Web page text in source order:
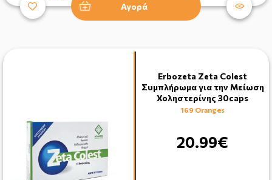
Αγορά
Erbozeta Zeta Colest
Συμπλήρωμα για την Μείωση
Χοληστερίνης 30caps
169 Oranges
20.99€